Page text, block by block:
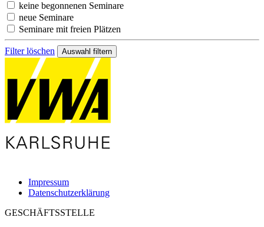
keine begonnenen Seminare
neue Seminare
Seminare mit freien Plätzen
Filter löschen
Impressum
Datenschutzerklärung
GESCHÄFTSSTELLE